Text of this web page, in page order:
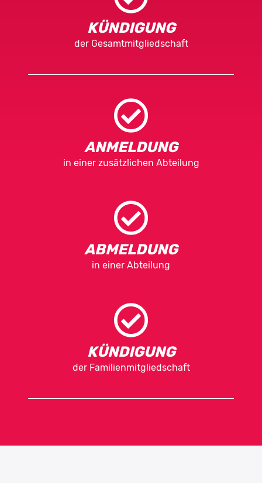
KÜNDIGUNG
der Gesamtmitgliedschaft
ANMELDUNG
in einer zusätzlichen Abteilung
ABMELDUNG
in einer Abteilung
KÜNDIGUNG
der Familienmitgliedschaft